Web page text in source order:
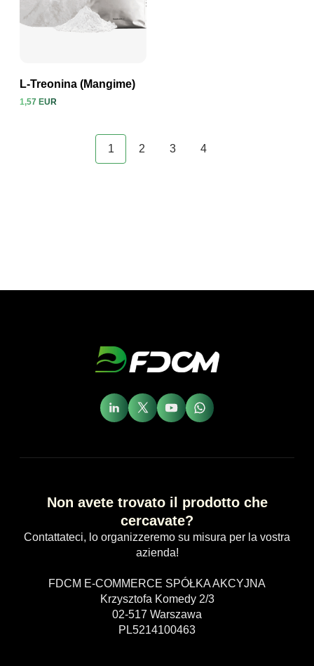
L-Treonina (Mangime)
1,57 EUR
1 2 3 4
Non avete trovato il prodotto che
cercavate?
Contattateci, lo organizzeremo su misura per la vostra
azienda!
FDCM E-COMMERCE SPÓŁKA AKCYJNA
Krzysztofa Komedy 2/3
02-517 Warszawa
PL5214100463